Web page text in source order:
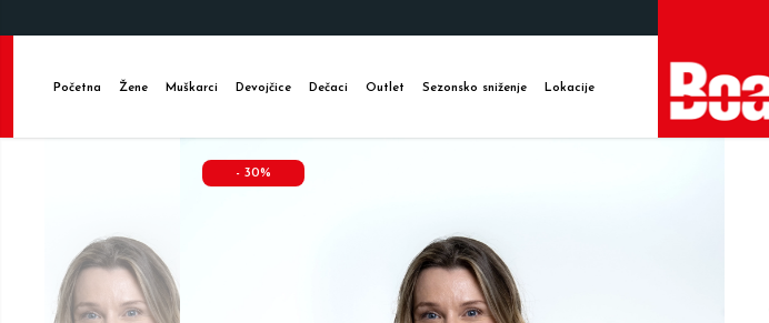
Početna Žene Muškarci Devojčice Dečaci Outlet Sezonsko sniženje Lokacije
- 30%